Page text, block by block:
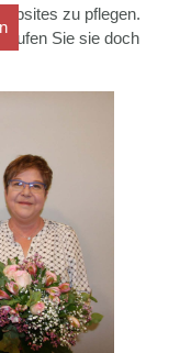
zu pflegen.
rufen Sie sie doch